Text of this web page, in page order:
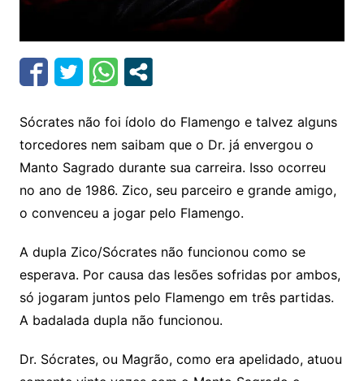
Sócrates não foi ídolo do Flamengo e talvez alguns
torcedores nem saibam que o Dr. já envergou o
Manto Sagrado durante sua carreira. Isso ocorreu
no ano de 1986. Zico, seu parceiro e grande amigo,
o convenceu a jogar pelo Flamengo.
A dupla Zico/Sócrates não funcionou como se
esperava. Por causa das lesões sofridas por ambos,
só jogaram juntos pelo Flamengo em três partidas.
A badalada dupla não funcionou.
Dr. Sócrates, ou Magrão, como era apelidado, atuou